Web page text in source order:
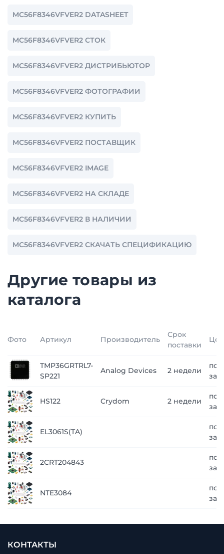
MC56F8346VFVER2 DATASHEET
MC56F8346VFVER2 СТОК
MC56F8346VFVER2 ДИСТРИБЬЮТОР
MC56F8346VFVER2 ФОТОГРАФИИ
MC56F8346VFVER2 КУПИТЬ
MC56F8346VFVER2 ПОСТАВЩИК
MC56F8346VFVER2 IMAGE
MC56F8346VFVER2 НА СКЛАДЕ
MC56F8346VFVER2 В НАЛИЧИИ
MC56F8346VFVER2 СКАЧАТЬ СПЕЦИФИКАЦИЮ
Другие товары из
каталога
Фото Артикул Производитель
Срок
поставки
TMP36GRTRL7-
SP221
Analog Devices 2 недели
по
HS122 Crydom 2 недели
по
EL3061S(TA)
по
2CRT204843
по
NTE3084
по
КОНТАКТЫ